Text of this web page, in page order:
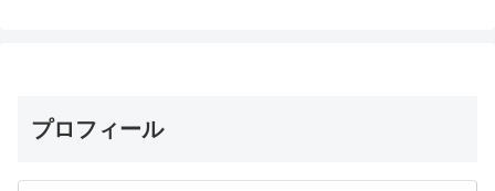
プロフィール